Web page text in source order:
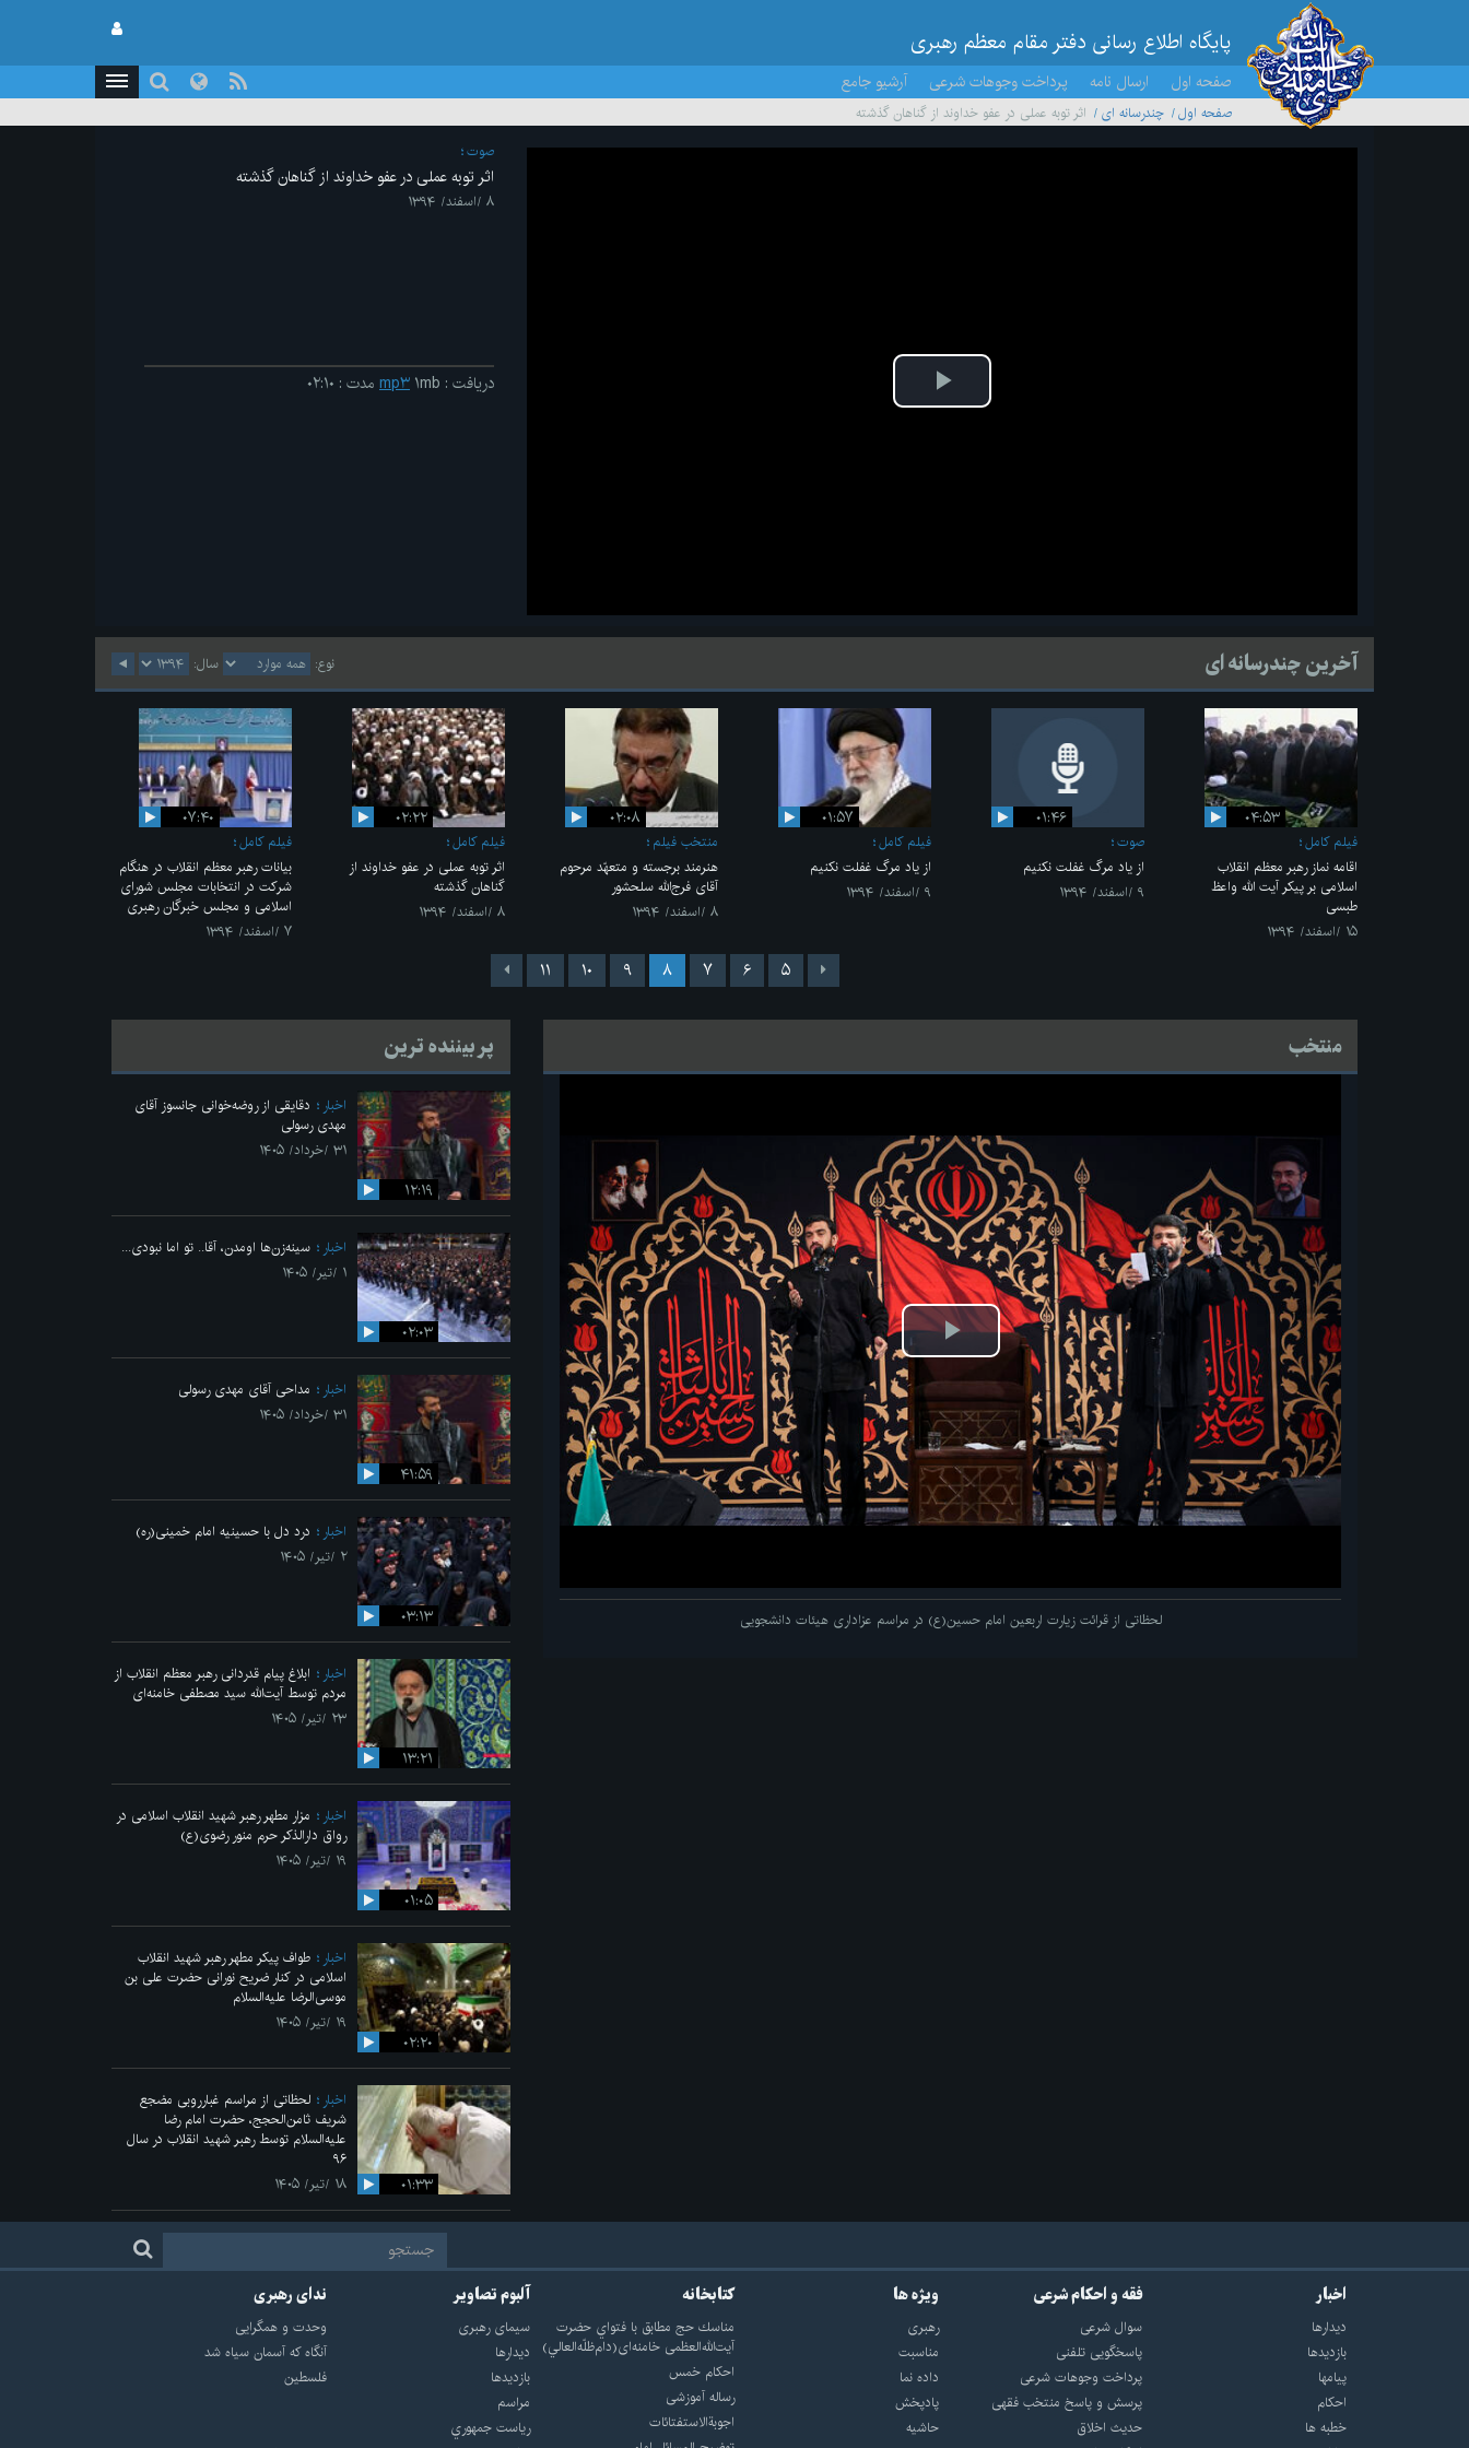
پایگاه اطلاع رسانی دفتر مقام معظم رهبری
صفحه اول ارسال نامه پرداخت وجوهات شرعی آرشیو جامع
صفحه اول چندرسانه ای اثر توبه عملی در عفو خداوند از گناهان گذشته
پخش
صوت
اثر توبه عملی در عفو خداوند از گناهان گذشته
۸ /اسفند/ ۱۳۹۴
دریافت : mp۳ ۱mb مدت : ۰۲:۱۰
آخرین چندرسانه ای نوع: سال:
۰۴:۵۳
فیلم کامل
اقامه نماز رهبر معظم انقلاب
اسلامی بر پیکر آیت الله واعظ
طبسی
۱۵ /اسفند/ ۱۳۹۴
۰۱:۴۶
صوت
از یاد مرگ غفلت نکنیم
۹ /اسفند/ ۱۳۹۴
۰۱:۵۷
فیلم کامل
از یاد مرگ غفلت نکنیم
۹ /اسفند/ ۱۳۹۴
۰۲:۰۸
منتخب فیلم
هنرمند برجسته و متعهّد مرحوم
آقای فرج‌الله سلحشور
۸ /اسفند/ ۱۳۹۴
۰۲:۲۲
فیلم کامل
اثر توبه عملی در عفو خداوند از
گناهان گذشته
۸ /اسفند/ ۱۳۹۴
۰۷:۴۰
فیلم کامل
بیانات رهبر معظم انقلاب در هنگام
شرکت در انتخابات مجلس شورای
اسلامی و مجلس خبرگان رهبری
۷ /اسفند/ ۱۳۹۴
۵ ۶ ۷ ۸ ۹ ۱۰ ۱۱
منتخب
پخش
ویدیو
لحظاتی از قرائت زیارت اربعین امام حسین(ع) در مراسم عزاداری هیئات دانشجویی
پر بیننده ترین
۱۲:۱۹
اخبار
دقایقی از روضه‌خوانی جانسوز آقای
مهدی رسولی
۳۱ /خرداد/ ۱۴۰۵
۰۲:۰۳
اخبار
سینه‌زن‌ها اومدن،‌ آقا.. تو اما نبودی...
۱ /تیر/ ۱۴۰۵
۴۱:۵۹
اخبار
مداحی آقای مهدی رسولی
۳۱ /خرداد/ ۱۴۰۵
۰۳:۱۳
اخبار
درد دل با حسینیه امام خمینی(ره)
۲ /تیر/ ۱۴۰۵
۱۳:۲۱
اخبار
ابلاغ پیام قدردانی رهبر معظم انقلاب از
مردم توسط آیت‌الله سید مصطفی خامنه‌ای
۲۳ /تیر/ ۱۴۰۵
۰۱:۰۵
اخبار
مزار مطهر رهبر شهید انقلاب اسلامی در
رواق دارالذکر حرم منور رضوی(ع)
۱۹ /تیر/ ۱۴۰۵
۰۲:۲۰
اخبار
طواف پیکر مطهر رهبر شهید انقلاب
اسلامی در کنار ضریح نورانی حضرت علی‌ بن
موسی‌الرضا علیه‌السلام
۱۹ /تیر/ ۱۴۰۵
۰۱:۳۳
اخبار
لحظاتی از مراسم غبارروبی مضجع
شریف ثامن‌الحجج، حضرت امام رضا
علیه‌السلام توسط رهبر شهید انقلاب در سال
۹۶
۱۸ /تیر/ ۱۴۰۵
اخبار
دیدارها
بازديدها
پيامها
احكام
خطبه ها
فقه و احکام شرعی
سوال شرعی
پاسخگویی تلفنی
پرداخت وجوهات شرعی
پرسش و پاسخ منتخب فقهی
حدیث اخلاق
ویژه ها
رهبری
مناسبت
داده نما
پادپخش
حاشیه
کتابخانه
مناسك حج مطابق با فتواي حضرت
آيت‌الله‌العظمى خامنه‌اى(دام‌ظلّه‌العالي)
احکام خمس
رساله آموزشی
اجوبة‌الاستفتائات
آلبوم تصاویر
سيماى رهبرى
ديدارها
بازديدها
مراسم
رياست جمهوري
ندای رهبری
وحدت و همگرایی
آنگاه که آسمان سیاه شد
فلسطین